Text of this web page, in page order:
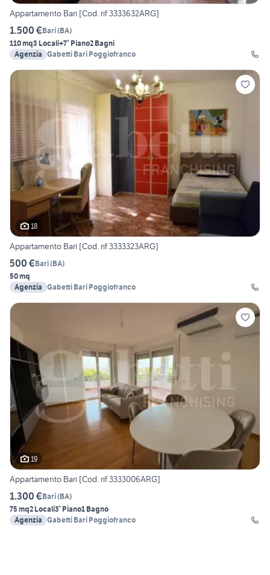
Appartamento Bari [Cod. rif 3333632ARG]
1.500 €Bari(BA)
110 mq3 Locali+7° Piano2 Bagni
Agenzia Gabetti Bari Poggiofranco
18
Appartamento Bari [Cod. rif 3333323ARG]
500 €Bari(BA)
50 mq
Agenzia Gabetti Bari Poggiofranco
19
Appartamento Bari [Cod. rif 3333006ARG]
1.300 €Bari(BA)
75 mq2 Locali3° Piano1 Bagno
Agenzia Gabetti Bari Poggiofranco